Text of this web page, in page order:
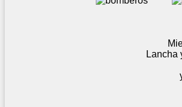
Mientras el humo
Lancha y Osobuco
¡Con la que
y no tienen el